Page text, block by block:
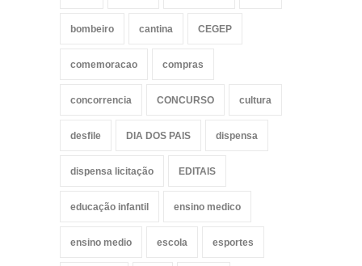
bombeiro cantina CEGEP
comemoracao compras
concorrencia CONCURSO cultura
desfile DIA DOS PAIS dispensa
dispensa licitação EDITAIS
educação infantil ensino medico
ensino medio escola esportes